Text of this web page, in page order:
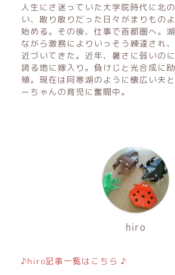
人生にさ迷っていた大学院時代に北
い、散り散りだった日々がまりもの
始める。その後、仕事で首都圏へ。
ながら激務によりいっそう練達され
近づいてきた。近年、暑さに弱いの
誇る地に嫁入り。負けじと光合成に
殖。現在は阿寒湖のように懐広い夫
ーちゃんの育児に奮闘中。
hiro
♪hiro記事一覧はこちら ♪